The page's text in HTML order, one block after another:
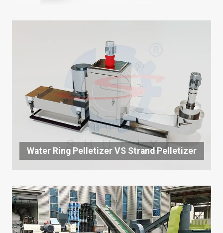
Water Ring Pelletizer VS Strand Pelletizer